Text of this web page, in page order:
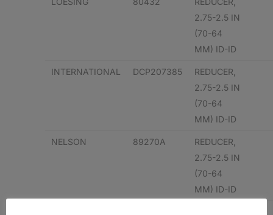
2.75-2.5 IN
(70-64
MM) ID-ID
INTERNATIONAL DCP207385
REDUCER,
2.75-2.5 IN
(70-64
MM) ID-ID
NELSON 89270A
REDUCER,
2.75-2.5 IN
(70-64
MM) ID-ID